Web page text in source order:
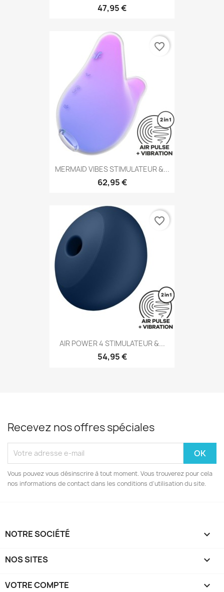
47,95 €
MERMAID VIBES STIMULATEUR &...
62,95 €
favorite_border
AIR POWER 4 STIMULATEUR &...
54,95 €
favorite_border
Recevez nos offres spéciales
Vous pouvez vous désinscrire à tout moment. Vous trouverez pour cela
nos informations de contact dans les conditions d'utilisation du site.
NOTRE SOCIÉTÉ 
NOS SITES 
VOTRE COMPTE 